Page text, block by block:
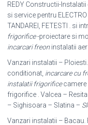
REDY Constructii-
si service pentru ELECTRO
TANDAREI, FETESTI . si
frigorifice-proiectare si
incarcari freon instalatii
Vanzari instalatii –
conditionat, incarcare cu
instalatii frigorificecamere
frigorifice . Valcea –
– Sighisoara – Slatina –
Vanzari instalatii –